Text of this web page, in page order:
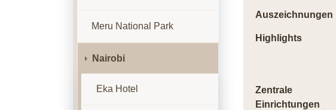
Auszeichnungen
Highlights
Zentrale
Einrichtungen
Meru National Park
Nairobi
Eka Hotel